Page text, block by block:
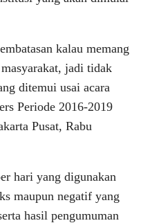
kalau memang
jadi tidak
ditemui usai acara
Periode 2016-2019
Pusat, Rabu
hari yang digunakan
maupun negatif yang
hasil pengumuman